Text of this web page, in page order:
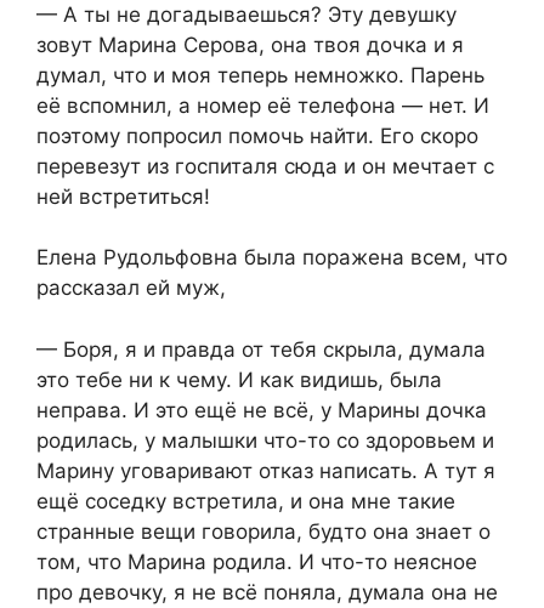
— А ты не догадываешься? Эту девушку
зовут Марина Серова, она твоя дочка и я
думал, что и моя теперь немножко. Парень
её вспомнил, а номер её телефона — нет. И
поэтому попросил помочь найти. Его скоро
перевезут из госпиталя сюда и он мечтает с
ней встретиться!
Елена Рудольфовна была поражена всем, что
рассказал ей муж,
— Боря, я и правда от тебя скрыла, думала
это тебе ни к чему. И как видишь, была
неправа. И это ещё не всё, у Марины дочка
родилась, у малышки что-то со здоровьем и
Марину уговаривают отказ написать. А тут я
ещё соседку встретила, и она мне такие
странные вещи говорила, будто она знает о
том, что Марина родила. И что-то неясное
про девочку, я не всё поняла, думала она не